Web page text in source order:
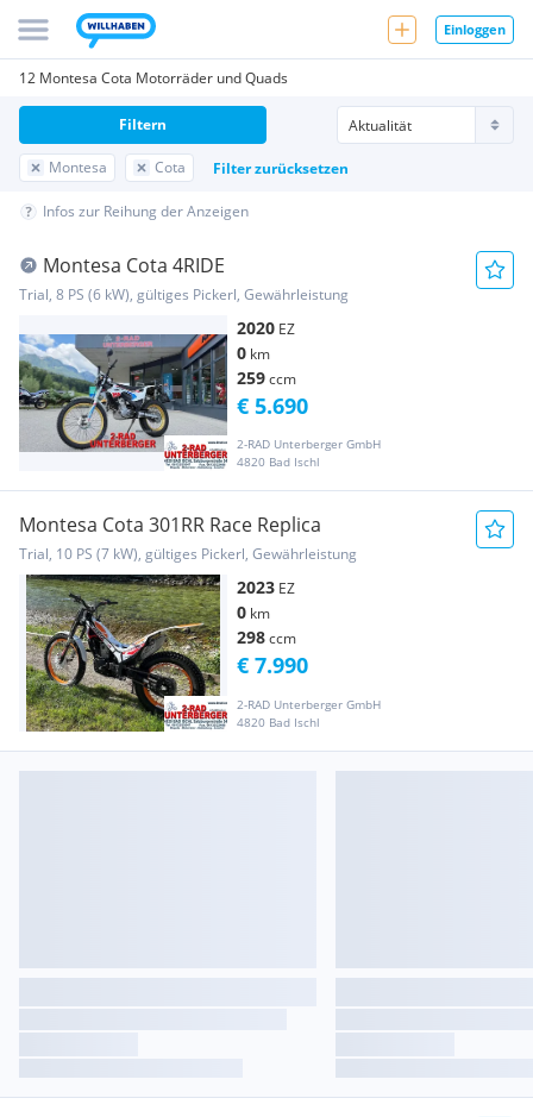
Einloggen
12 Montesa Cota Motorräder und Quads
Montesa Cota Filter zurücksetzen
Filtern
Infos zur Reihung der Anzeigen
Montesa Cota 4RIDE
Trial, 8 PS (6 kW), gültiges Pickerl, Gewährleistung
2020 EZ
0 km
259ccm
2-RAD Unterberger GmbH
4820 Bad Ischl
€ 5.690
Montesa Cota 301RR Race Replica
Trial, 10 PS (7 kW), gültiges Pickerl, Gewährleistung
2023 EZ
0 km
298ccm
2-RAD Unterberger GmbH
4820 Bad Ischl
€ 7.990